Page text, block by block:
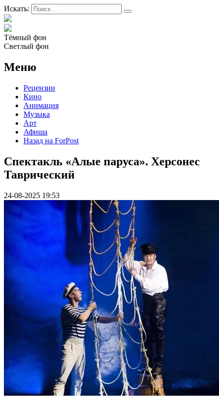
Искать:
Тёмный фон
Светлый фон
Меню
Рецензии
Кино
Анимация
Музыка
Арт
Афиша
Назад на ForPost
Спектакль «Алые паруса». Херсонес
Таврический
24-08-2025 19:53